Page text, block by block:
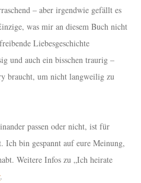
– aber irgendwie gefällt es
was mir an diesem Buch nicht
Liebesgeschichte
und auch ein bisschen traurig –
braucht, um nicht langweilig zu
passen oder nicht, ist für
bin gespannt auf eure Meinung,
Weitere Infos zu „Ich heirate
.